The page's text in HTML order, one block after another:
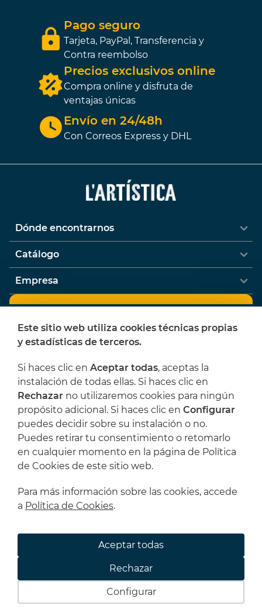
Pago seguro
Tarjeta, PayPal, Transferencia y
Contra reembolso
Precios exclusivos online
Compra online y disfruta de
ventajas únicas
Envío en 24/48h
Con Correos Express y DHL
Dónde encontrarnos
Catálogo
Empresa
Newsletter
¿Quieres recibir ofertas y novedades de
He leído y acepto lasCondiciones legales y
laPolítica de privacidad
GV7261
Suscribirme
© 2026 L'Artística
Política de cookies
Condiciones de compra
Powered byComertis
Este sitio web utiliza cookies técnicas propias
y estadísticas de terceros.
Si haces clic en Aceptar todas, aceptas la
instalación de todas ellas. Si haces clic en
Rechazar no utilizaremos cookies para ningún
propósito adicional. Si haces clic en Configurar
puedes decidir sobre su instalación o no.
Puedes retirar tu consentimiento o retomarlo
en cualquier momento en la página de Política
de Cookies de este sitio web.
Para más información sobre las cookies, accede
a Política de Cookies.
Aceptar todas
Rechazar
Configurar